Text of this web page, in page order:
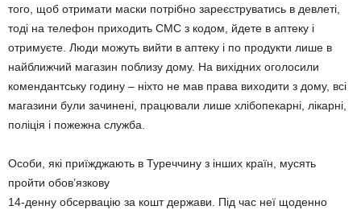
того, щоб отримати маски потрібно зареєструватись в девлеті,
тоді на телефон приходить СМС з кодом, йдете в аптеку і
отримуєте. Люди можуть вийти в аптеку і по продукти лише в
найближчий магазин поблизу дому. На вихідних оголо­сили
комендантську годину – ніхто не мав права виходити з дому, всі
магазини були зачинені, працювали лише хлібопекарні, лікарні,
поліція і пожежна служба.
Особи, які приїжджають в Туреччину з інших країн, мусять
пройти обов’язкову
14-денну обсервацію за кошт держави. Під час неї щоденно